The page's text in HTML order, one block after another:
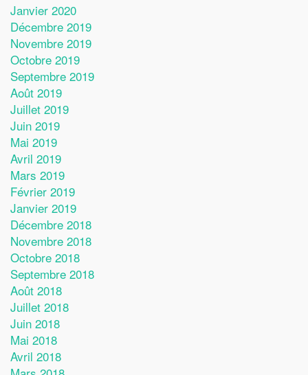
Janvier 2020
Décembre 2019
Novembre 2019
Octobre 2019
Septembre 2019
Août 2019
Juillet 2019
Juin 2019
Mai 2019
Avril 2019
Mars 2019
Février 2019
Janvier 2019
Décembre 2018
Novembre 2018
Octobre 2018
Septembre 2018
Août 2018
Juillet 2018
Juin 2018
Mai 2018
Avril 2018